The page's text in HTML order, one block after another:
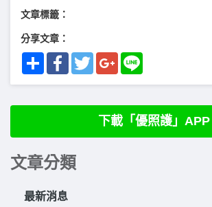
文章標籤：
分享文章：
Share FacebookTwitterGoogle+
下載「優照護」APP
文章分類
最新消息